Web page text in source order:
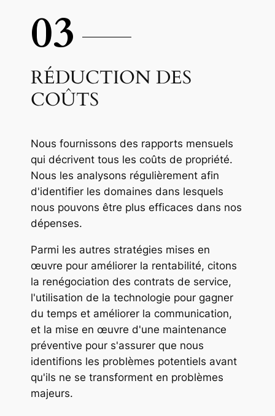
03
RÉDUCTION DES
COÛTS
Nous fournissons des rapports mensuels
qui décrivent tous les coûts de propriété.
Nous les analysons régulièrement afin
d'identifier les domaines dans lesquels
nous pouvons être plus efficaces dans nos
dépenses.
Parmi les autres stratégies mises en
œuvre pour améliorer la rentabilité, citons
la renégociation des contrats de service,
l'utilisation de la technologie pour gagner
du temps et améliorer la communication,
et la mise en œuvre d'une maintenance
préventive pour s'assurer que nous
identifions les problèmes potentiels avant
qu'ils ne se transforment en problèmes
majeurs.